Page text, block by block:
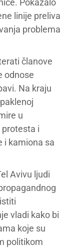
Pokazalo
linije preliva
problema
članove
odnose
Na kraju
u
i
i kamiona sa
Avivu ljudi
vladi kako bi
koje su
politikom